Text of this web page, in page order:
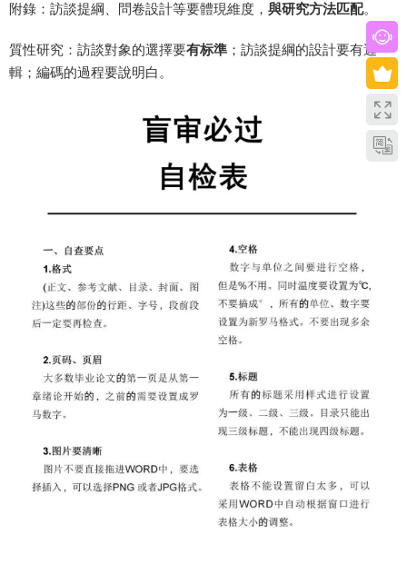
附錄：訪談提綱、問卷設計等要體現維度， 與研究方法匹配。
質性研究：訪談對象的選擇要有标準 ；訪談提綱的設計要有邏
輯；編碼的過程要說明白。